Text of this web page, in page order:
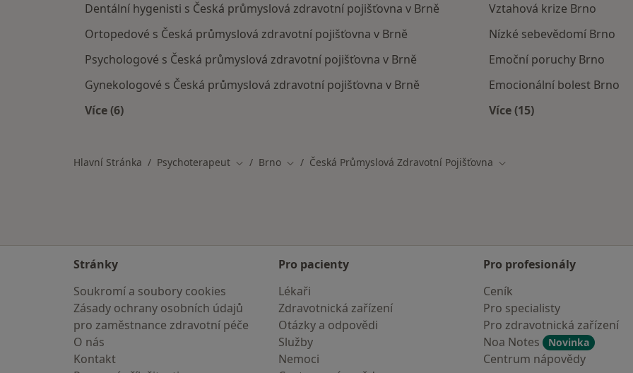
Dentální hygenisti s Česká průmyslová zdravotní pojišťovna v Brně
Ortopedové s Česká průmyslová zdravotní pojišťovna v Brně
Psychologové s Česká průmyslová zdravotní pojišťovna v Brně
Gynekologové s Česká průmyslová zdravotní pojišťovna v Brně
Více (6)
Vztahová krize Brno
Nízké sebevědomí Brno
Emoční poruchy Brno
Emocionální bolest Brno
Více (15)
Hlavní Stránka Psychoterapeut Změna města
Brno Změna města
Česká Průmyslová Zdravotní Pojišťovna Změna města
Stránky
Soukromí a soubory cookies
Zásady ochrany osobních údajů
pro zaměstnance zdravotní péče
O nás
Kontakt
Pro pacienty
Lékaři
Zdravotnická zařízení
Otázky a odpovědi
Služby
Nemoci
Pro profesionály
Ceník
Pro specialisty
Pro zdravotnická zařízení
Noa Notes
Novinka
Centrum nápovědy